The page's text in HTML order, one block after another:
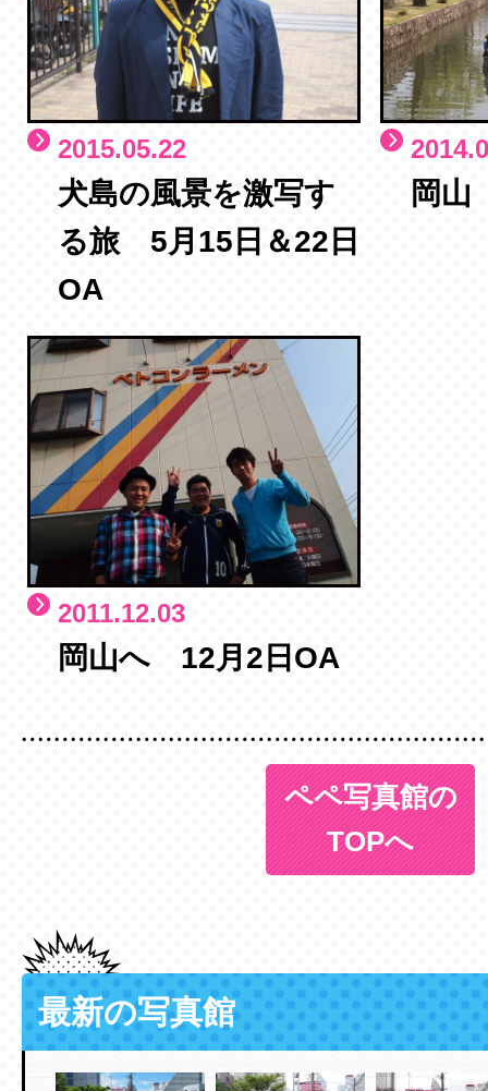
2015.05.22
犬島の風景を激写す
る旅 5月15日＆22日
OA
岡
2011.12.03
岡山へ 12月2日OA
ペペ写真館の
TOPへ
最新の写真館